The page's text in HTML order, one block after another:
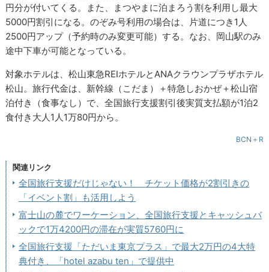
円分が付いてくる。また、まつやまに泊まろう割を利用し最大
5000円割引になる。のぞみ号利用の場合は、片道につき1人
2500円アップ（予約時のみ変更可能）する。なお、岡山駅のみ
途中下車が可能となっている。
対象ホテルは、松山東急REIホテルとANAクラウンプラザホテル
松山。旅行代金は、新幹線（こだま）＋特急しおかぜ＋松山宿
泊付き（食事なし）で、全国旅行支援割引後実質支払額が1泊2
食付き大人1人1万80円から。
BCN＋R
関連リンク
全国旅行支援だけじゃない！ チケット価格が2割引きの
「イベント割」も活用しよう
富士山の麓でワーケーション、全国旅行支援とキャッシュバ
ックで1万4200円の滞在が実質5760円に
全国旅行支援「ただいま東京プラス」で最大2万円の4大特
典付き、「hotel azabu ten」で提供中